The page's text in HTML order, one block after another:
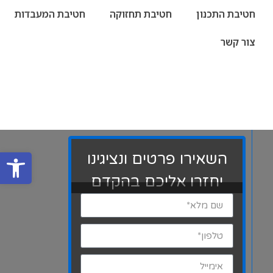
פתח
חטיבת התכנון חטיבת תחזוקה חטיבת המעבדות
צור קשר
השאירו פרטים ונציגינו
יחזרו אליכם בהקדם